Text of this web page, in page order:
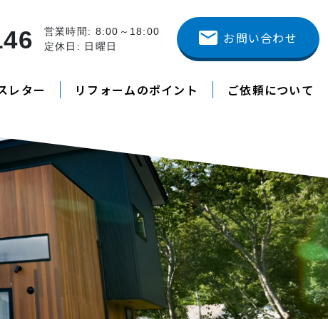
営業時間: 8:00～18:00
定休日: 日曜日
お問い合わせ
レター リフォームのポイント ご依頼について